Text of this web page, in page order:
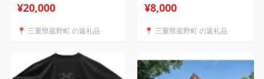
調理器具 ご飯 美味しい 人
【1524541】
¥20,000
📍 三重県菰野町 の返礼品
【1423837】
¥8,000
📍 三重県菰野町 の返礼品